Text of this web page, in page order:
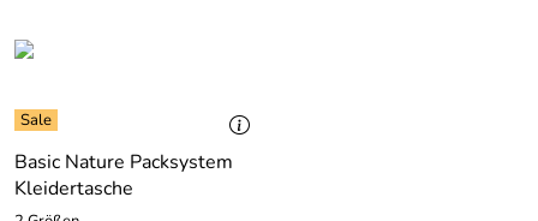
Basic Nature Packsystem
Kleidertasche